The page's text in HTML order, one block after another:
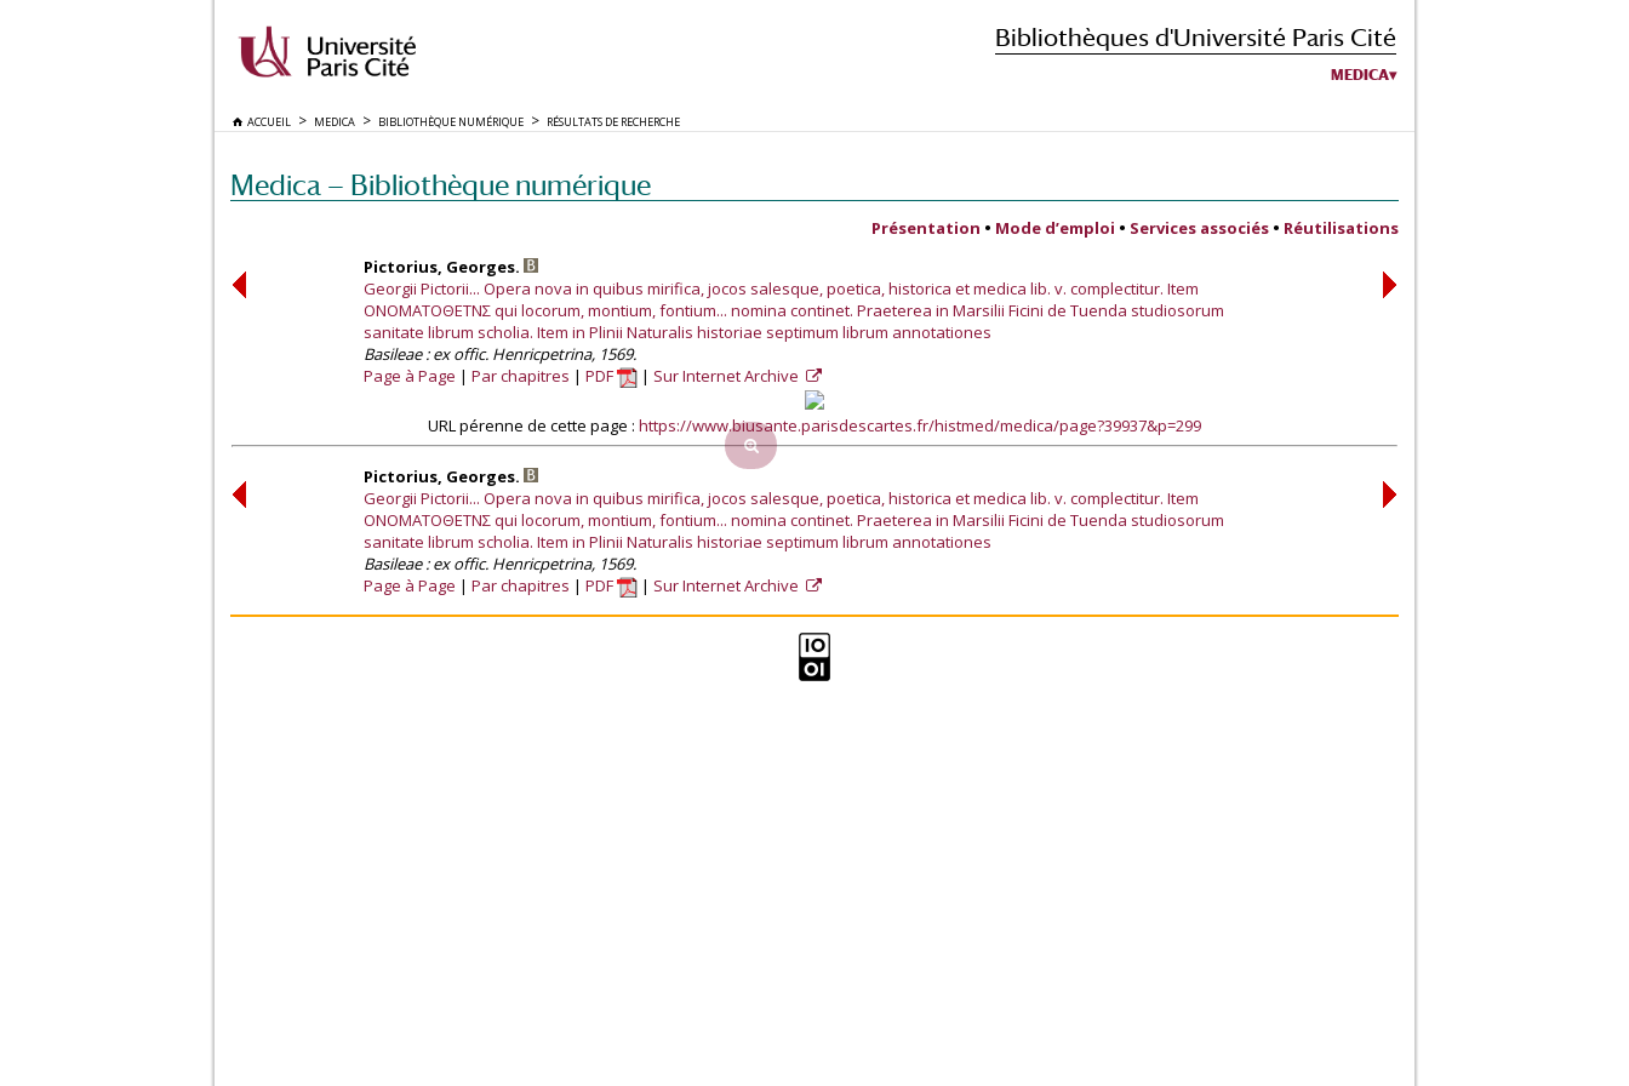
Bibliothèques d'Université Paris Cité
MEDICA
ACCUEIL MEDICA BIBLIOTHÈQUE NUMÉRIQUE RÉSULTATS DE RECHERCHE
Medica — Bibliothèque numérique
Présentation • Mode d’emploi • Services associés • Réutilisations
Pictorius, Georges.
Georgii Pictorii... Opera nova in quibus mirifica, jocos salesque, poetica, historica et medica lib. v. complectitur. Item
ΟΝΟΜΑΤΟΘΕΤΝΣ qui locorum, montium, fontium... nomina continet. Praeterea in Marsilii Ficini de Tuenda studiosorum
sanitate librum scholia. Item in Plinii Naturalis historiae septimum librum annotationes
Basileae : ex offic. Henricpetrina, 1569.
Page à Page
Par chapitres PDF Sur Internet Archive
URL pérenne de cette page : https://www.biusante.parisdescartes.fr/histmed/medica/page?39937&p=299
Pictorius, Georges.
Georgii Pictorii... Opera nova in quibus mirifica, jocos salesque, poetica, historica et medica lib. v. complectitur. Item
ΟΝΟΜΑΤΟΘΕΤΝΣ qui locorum, montium, fontium... nomina continet. Praeterea in Marsilii Ficini de Tuenda studiosorum
sanitate librum scholia. Item in Plinii Naturalis historiae septimum librum annotationes
Basileae : ex offic. Henricpetrina, 1569.
Page à Page
Par chapitres PDF Sur Internet Archive